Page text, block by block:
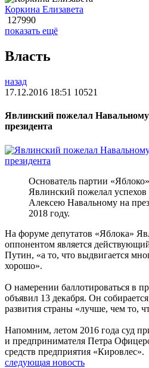
Коркина Елизавета
127990
показать ещё
Власть
назад
17.12.2016 18:51 10521
Явлинский пожелал
президента
Основатель партии
Явлинский пожелал
Алексею Навальному на
2018 году.
На форуме депутатов «Яблока»
оппонентом является
Путин, «а то, что выдвигается
хорошо».
О намерении баллотироваться в
объявил 13 декабря. Он
развития страны «лучше, чем то,
Напомним, летом 2016 года суд
и предпринимателя Петра
средств предприятия «Кировлес».
следующая новость